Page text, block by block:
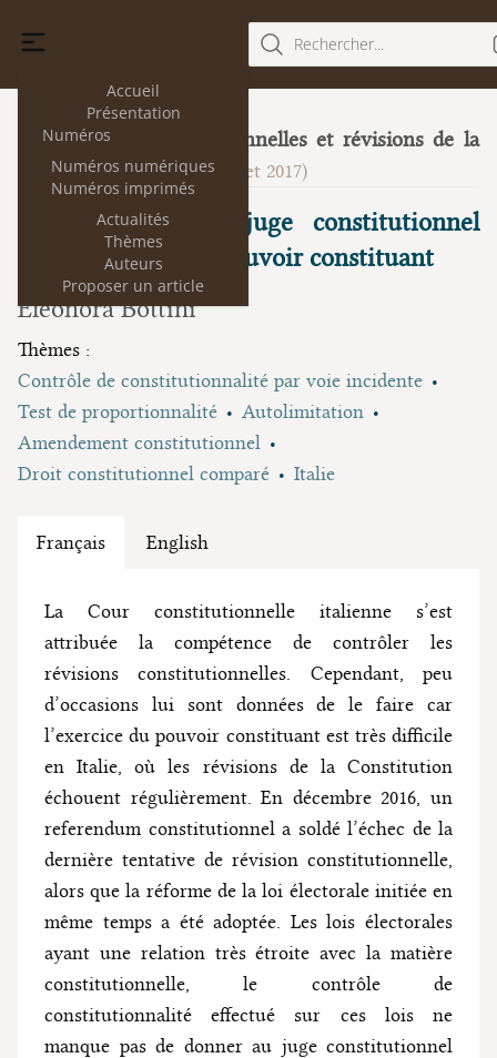
Accueil
Présentation
Numéros
Numéros numériques
Numéros imprimés
Actualités
Thèmes
Auteurs
Proposer un article
Rechercher...
18
Cours constitutionnelles et révisions de la
Constitution (juillet 2017)
L’intervention du juge constitutionnel
dans l’exercice du pouvoir constituant
Eleonora Bottini
Thèmes :
Contrôle de constitutionnalité par voie incidente
Test de proportionnalité
Autolimitation
Amendement constitutionnel
Droit constitutionnel comparé
Italie
Français English
La Cour constitutionnelle italienne s’est
attribuée la compétence de contrôler les
révisions constitutionnelles. Cependant, peu
d’occasions lui sont données de le faire car
l’exercice du pouvoir constituant est très difficile
en Italie, où les révisions de la Constitution
échouent régulièrement. En décembre 2016, un
referendum constitutionnel a soldé l’échec de la
dernière tentative de révision constitutionnelle,
alors que la réforme de la loi électorale initiée en
même temps a été adoptée. Les lois électorales
ayant une relation très étroite avec la matière
constitutionnelle, le contrôle de
constitutionnalité effectué sur ces lois ne
manque pas de donner au juge constitutionnel